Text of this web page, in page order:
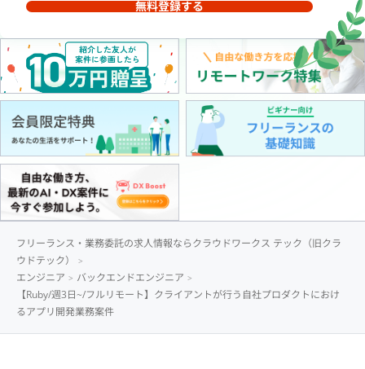
無料登録する
フリーランス・業務委託の求人情報ならクラウドワークス テック（旧クラ
ウドテック）
エンジニア
バックエンドエンジニア
【Ruby/週3日~/フルリモート】クライアントが行う自社プロダクトにおけ
るアプリ開発業務案件